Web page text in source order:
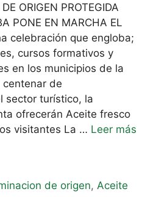
ORIGEN PROTEGIDA
PONE EN MARCHA EL
celebración que engloba;
cursos formativos y
en los municipios de la
centenar de
sector turístico, la
ofrecerán Aceite fresco
visitantes La … Leer más
de origen, Aceite